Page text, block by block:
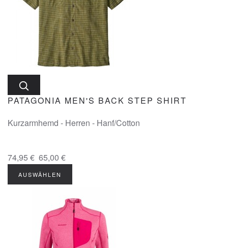
PATAGONIA MEN'S BACK STEP SHIRT
Kurzarmhemd - Herren - Hanf/Cotton
74,95 € 65,00 €
AUSWÄHLEN